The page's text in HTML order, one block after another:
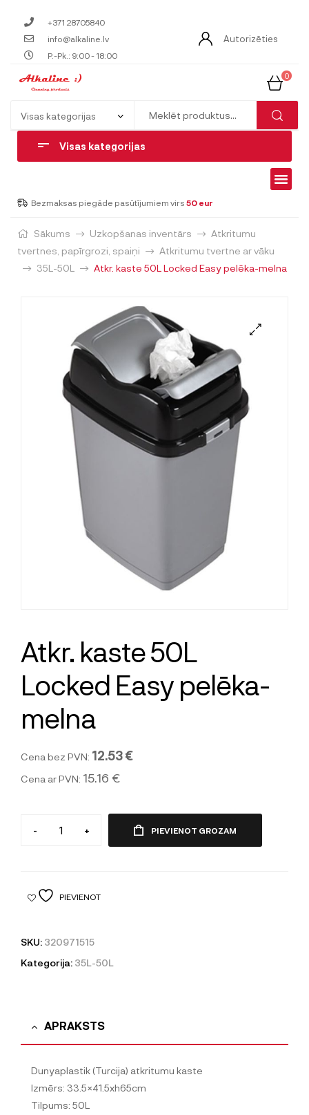
+371 28705840
info@alkaline.lv
P.-Pk.: 9:00 - 18:00
Autorizēties
0
Visas kategorijas
Bezmaksas piegāde pasūtījumiem virs 50 eur
Sākums Uzkopšanas inventārs
Atkritumu
tvertnes, papīrgrozi, spaiņi
Atkritumu tvertne ar vāku
35L-50L
Atkr. kaste 50L Locked Easy pelēka-melna
Atkr. kaste 50L
Locked Easy pelēka-
melna
Cena bez PVN: 12.53 €
Cena ar PVN: 15.16 €
- + PIEVIENOT GROZAM
PIEVIENOT
SKU: 320971515
Kategorija: 35L-50L
APRAKSTS
Dunyaplastik (Turcija) atkritumu kaste
Izmērs: 33.5×41.5xh65cm
Tilpums: 50L